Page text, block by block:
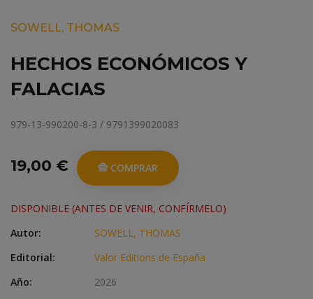
SOWELL, THOMAS
HECHOS ECONÓMICOS Y
FALACIAS
979-13-990200-8-3 / 9791399020083
19,00 € COMPRAR
DISPONIBLE (ANTES DE VENIR, CONFÍRMELO)
Autor:
SOWELL, THOMAS
Editorial:
Valor Editions de España
Año:
2026